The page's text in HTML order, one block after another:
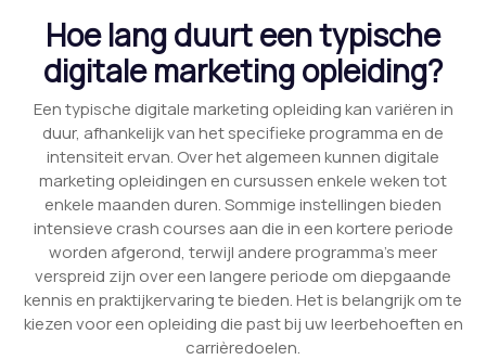
Hoe lang duurt een typische
digitale marketing opleiding?
Een typische digitale marketing opleiding kan variëren in
duur, afhankelijk van het specifieke programma en de
intensiteit ervan. Over het algemeen kunnen digitale
marketing opleidingen en cursussen enkele weken tot
enkele maanden duren. Sommige instellingen bieden
intensieve crash courses aan die in een kortere periode
worden afgerond, terwijl andere programma’s meer
verspreid zijn over een langere periode om diepgaande
kennis en praktijkervaring te bieden. Het is belangrijk om te
kiezen voor een opleiding die past bij uw leerbehoeften en
carrièredoelen.